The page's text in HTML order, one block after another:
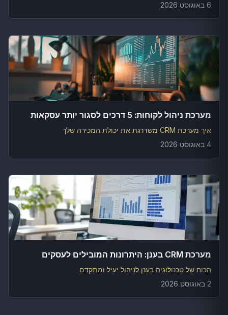
6 באוגוסט 2026
מערכת ניהול לקוחות: 5 דרכים לסגור יותר עסקאות
איך מערכת CRM משדרגת את יכולת המכירה שלך
4 באוגוסט 2026
מערכת CRM בענן: היתרונות המובילים לעסקים
הכוח של טכנולוגיה בענן לניהול יעיל ומתקדם
2 באוגוסט 2026